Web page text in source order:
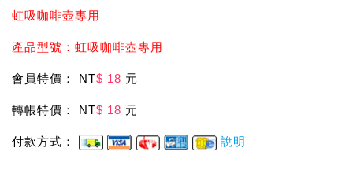
虹吸咖啡壺專用
產品型號：虹吸咖啡壺專用
會員特價： NT$ 18 元
轉帳特價： NT$ 18 元
付款方式： 說明